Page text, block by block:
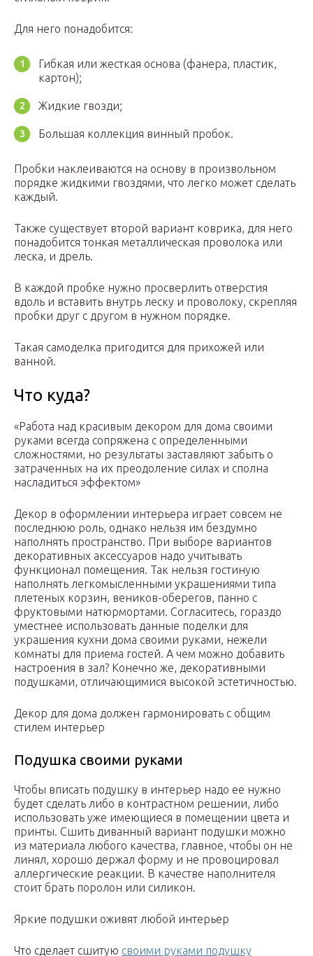
Для него понадобится:
Гибкая или жесткая основа (фанера, пластик,
картон);
Жидкие гвозди;
Большая коллекция винный пробок.
Пробки наклеиваются на основу в произвольном
порядке жидкими гвоздями, что легко может сделать
каждый.
Также существует второй вариант коврика, для него
понадобится тонкая металлическая проволока или
леска, и дрель.
В каждой пробке нужно просверлить отверстия
вдоль и вставить внутрь леску и проволоку, скрепляя
пробки друг с другом в нужном порядке.
Такая самоделка пригодится для прихожей или
ванной.
Что куда?
«Работа над красивым декором для дома своими
руками всегда сопряжена с определенными
сложностями, но результаты заставляют забыть о
затраченных на их преодоление силах и сполна
насладиться эффектом»
Декор в оформлении интерьера играет совсем не
последнюю роль, однако нельзя им бездумно
наполнять пространство. При выборе вариантов
декоративных аксессуаров надо учитывать
функционал помещения. Так нельзя гостиную
наполнять легкомысленными украшениями типа
плетеных корзин, веников-оберегов, панно с
фруктовыми натюрмортами. Согласитесь, гораздо
уместнее использовать данные поделки для
украшения кухни дома своими руками, нежели
комнаты для приема гостей. А чем можно добавить
настроения в зал? Конечно же, декоративными
подушками, отличающимися высокой эстетичностью.
Декор для дома должен гармонировать с общим
стилем интерьер
Подушка своими руками
Чтобы вписать подушку в интерьер надо ее нужно
будет сделать либо в контрастном решении, либо
использовать уже имеющиеся в помещении цвета и
принты. Сшить диванный вариант подушки можно
из материала любого качества, главное, чтобы он не
линял, хорошо держал форму и не провоцировал
аллергические реакции. В качестве наполнителя
стоит брать поролон или силикон.
Яркие подушки оживят любой интерьер
Что сделает сшитую своими руками подушку